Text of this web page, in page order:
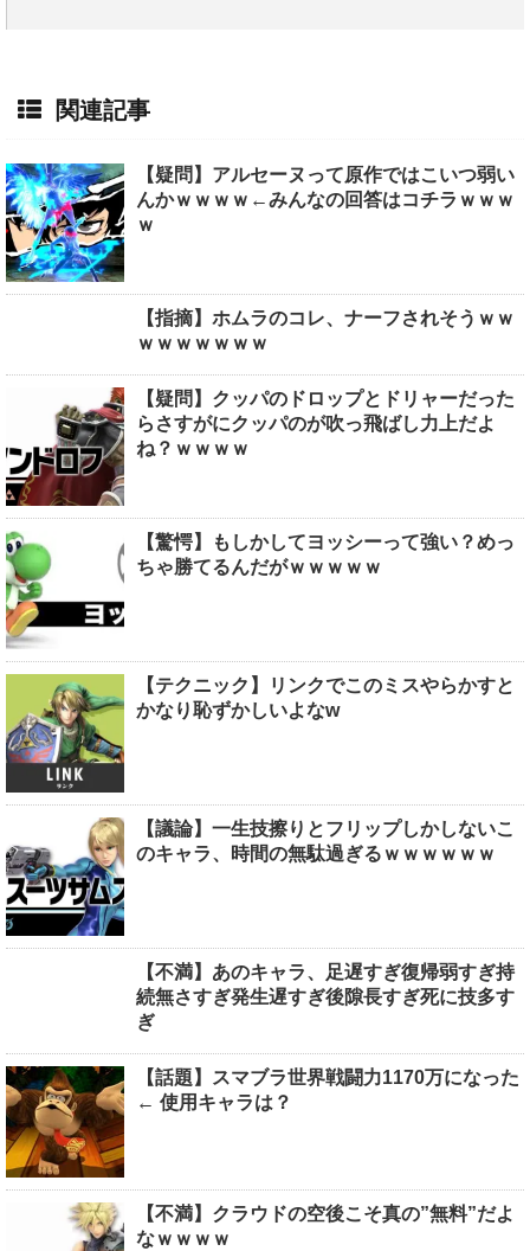
関連記事
【疑問】アルセーヌって原作ではこいつ弱い
んかｗｗｗｗ←みんなの回答はコチラｗｗｗ
ｗ
【指摘】ホムラのコレ、ナーフされそうｗｗ
ｗｗｗｗｗｗｗ
【疑問】クッパのドロップとドリャーだった
らさすがにクッパのが吹っ飛ばし力上だよ
ね？ｗｗｗｗ
【驚愕】もしかしてヨッシーって強い？めっ
ちゃ勝てるんだがｗｗｗｗｗ
【テクニック】リンクでこのミスやらかすと
かなり恥ずかしいよなw
【議論】一生技擦りとフリップしかしないこ
のキャラ、時間の無駄過ぎるｗｗｗｗｗｗ
【不満】あのキャラ、足遅すぎ復帰弱すぎ持
続無さすぎ発生遅すぎ後隙長すぎ死に技多す
ぎ
【話題】スマブラ世界戦闘力1170万になった
← 使用キャラは？
【不満】クラウドの空後こそ真の”無料”だよ
なｗｗｗｗ